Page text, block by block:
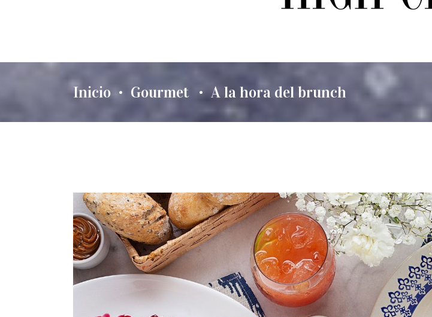
Inicio • Gourmet • A la hora del brunch